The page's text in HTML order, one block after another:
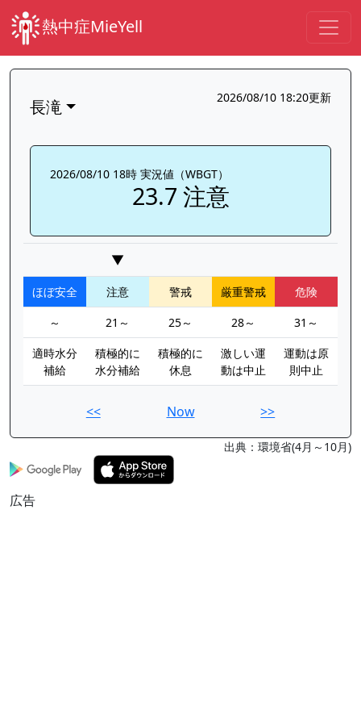
熱中症MieYell
長滝 2026/08/10 18:20更新
2026/08/10 18時 実況値（WBGT）
23.7 注意
▼
ほぼ安全 注意 警戒 厳重警戒
危険
～
21～ 25～ 28～
31～
適時水分
補給
積極的に
水分補給
積極的に
休息
激しい運
動は中止
運動は原
則中止
<< Now >>
出典：環境省(4月～10月)
広告